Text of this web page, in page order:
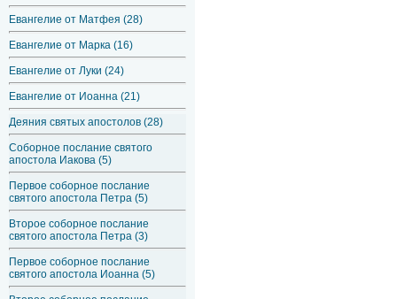
Евангелие от Матфея (28)
Евангелие от Марка (16)
Евангелие от Луки (24)
Евангелие от Иоанна (21)
Деяния святых апостолов (28)
Соборное послание святого
апостола Иакова (5)
Первое соборное послание
святого апостола Петра (5)
Второе соборное послание
святого апостола Петра (3)
Первое соборное послание
святого апостола Иоанна (5)